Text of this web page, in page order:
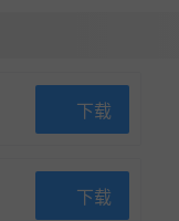
，您将能够体验每
下载
下载